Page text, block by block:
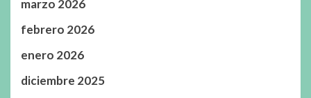
marzo 2026
febrero 2026
enero 2026
diciembre 2025